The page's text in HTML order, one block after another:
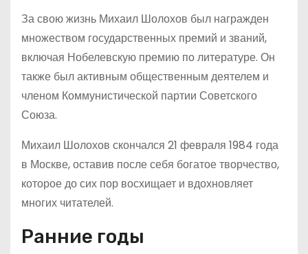
За свою жизнь Михаил Шолохов был награжден
множеством государственных премий и званий,
включая Нобелевскую премию по литературе. Он
также был активным общественным деятелем и
членом Коммунистической партии Советского
Союза.
Михаил Шолохов скончался 21 февраля 1984 года
в Москве, оставив после себя богатое творчество,
которое до сих пор восхищает и вдохновляет
многих читателей.
Ранние годы